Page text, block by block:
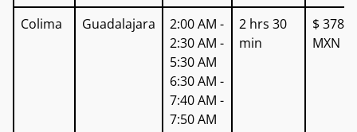
Colima Guadalajara
2:00 AM -
2:30 AM -
5:30 AM
6:30 AM -
7:40 AM -
7:50 AM
2 hrs 30
min
$ 378
MXN